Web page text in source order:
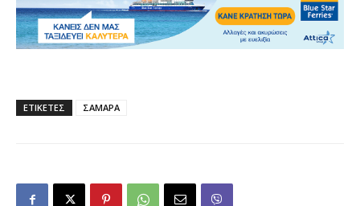
ΕΤΙΚΕΤΕΣ ΣΑΜΑΡΑ